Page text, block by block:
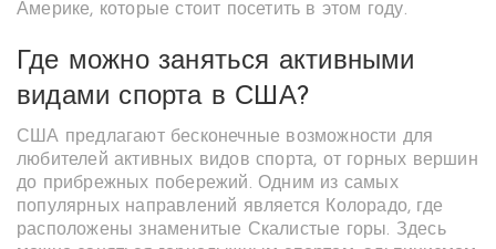
Америке, которые стоит посетить в этом году.
Где можно заняться активными
видами спорта в США?
США предлагают бесконечные возможности для
любителей активных видов спорта, от горных вершин
до прибрежных побережий. Одним из самых
популярных направлений является Колорадо, где
расположены знаменитые Скалистые горы. Здесь